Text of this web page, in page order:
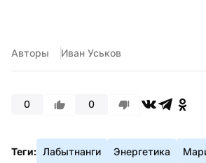
Авторы Иван Уськов
0 0
Теги: Лабытнанги Энергетика